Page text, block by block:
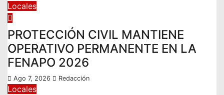
Locales
PROTECCIÓN CIVIL MANTIENE
OPERATIVO PERMANENTE EN LA
FENAPO 2026
Ago 7, 2026 Redacción
Locales